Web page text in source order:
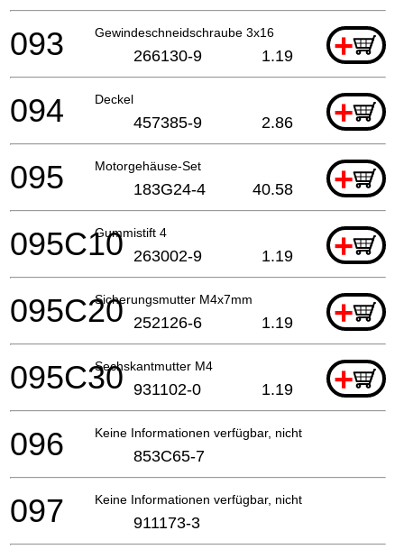
Gewindeschneidschraube 3x16 +
093 266130-9 1.19
Deckel +
094 457385-9 2.86
Motorgehäuse-Set +
095 183G24-4 40.58
Gummistift 4 +
095C10 263002-9 1.19
Sicherungsmutter M4x7mm +
095C20 252126-6 1.19
Sechskantmutter M4 +
095C30 931102-0 1.19
Keine Informationen verfügbar, nicht bestellbar
096 853C65-7
Keine Informationen verfügbar, nicht bestellbar
097 911173-3